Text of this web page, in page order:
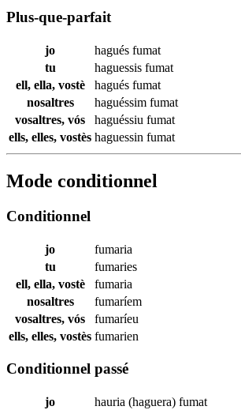
Plus-que-parfait
jo hagués fumat
tu
haguessis fumat
ell, ella, vostè
hagués fumat
nosaltres
haguéssim fumat
vosaltres, vós
haguéssiu fumat
ells, elles, vostès haguessin fumat
Mode conditionnel
Conditionnel
jo
fumaria
tu
fumaries
ell, ella, vostè
fumaria
nosaltres
fumaríem
vosaltres, vós
fumaríeu
ells, elles, vostès fumarien
Conditionnel passé
jo hauria (haguera) fumat